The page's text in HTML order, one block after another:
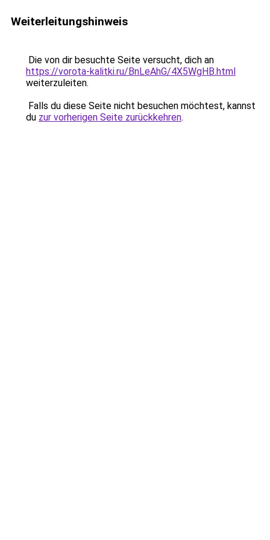
Weiterleitungshinweis
Die von dir besuchte Seite versucht, dich an
https://vorota-kalitki.ru/BnLeAhG/4X5WgHB.html
weiterzuleiten.
Falls du diese Seite nicht besuchen möchtest, kannst
du zur vorherigen Seite zurückkehren.